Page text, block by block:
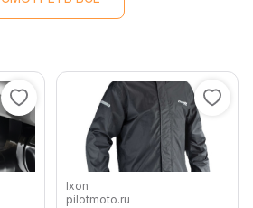
Ixon
pilotmoto.ru